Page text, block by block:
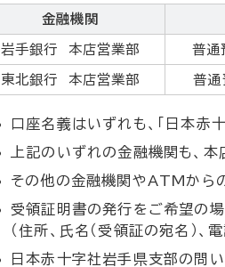
金融機関
岩手銀行 本店営業部
普
東北銀行 本店営業部
普
口座名義はいずれも、「日本
上記のいずれの金融機関も、
その他の金融機関やATMから
受領証明書の発行をご希望の
（住所、氏名（受領証の宛名）
日本赤十字社岩手県支部の問